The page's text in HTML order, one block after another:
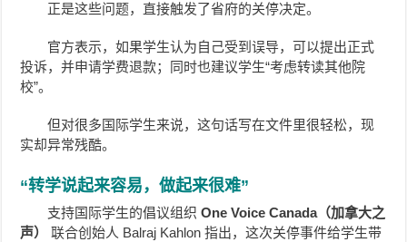
正是这些问题，直接触发了省府的关停决定。
官方表示，如果学生认为自己受到误导，可以提出正式
投诉，并申请学费退款；同时也建议学生“考虑转读其他院
校”。
但对很多国际学生来说，这句话写在文件里很轻松，现
实却异常残酷。
“转学说起来容易，做起来很难”
支持国际学生的倡议组织One Voice Canada（加拿大之
声）
联合创始人 Balraj Kahlon 指出，这次关停事件给学生带